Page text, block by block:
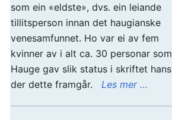
som ein «eldste», dvs. ein leiande
tillitsperson innan det haugianske
venesamfunnet. Ho var ei av fem
kvinner av i alt ca. 30 personar som
Hauge gav slik status i skriftet hans
der dette framgår. Les mer …